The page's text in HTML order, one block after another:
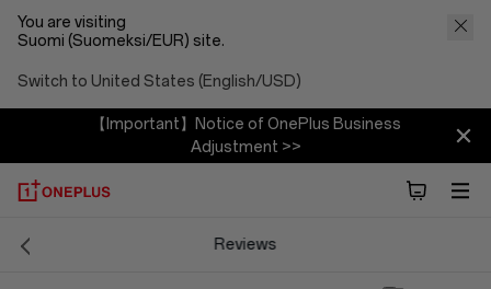
You are visiting
Suomi (Suomeksi/EUR) site.
Switch to United States (English/USD)
【Important】Notice of OnePlus Business
Adjustment >>
Reviews